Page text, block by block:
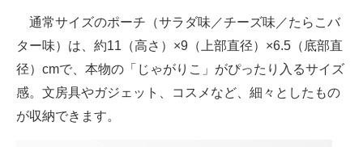
通常サイズのポーチ（サラダ味／チーズ味／たらこバ
ター味）は、約11（高さ）×9（上部直径）×6.5（底部直
径）cmで、本物の「じゃがりこ」がぴったり入るサイズ
感。文房具やガジェット、コスメなど、細々としたもの
が収納できます。